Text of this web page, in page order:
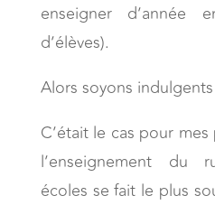
enseigner d’année
d’élèves).
Alors soyons
C’était le cas pour
l’enseignement du
écoles se fait le plus